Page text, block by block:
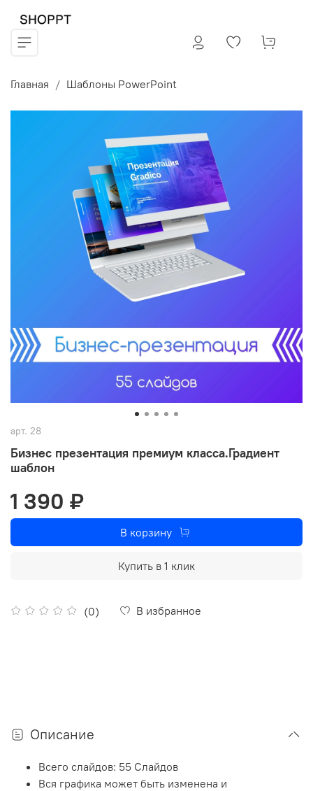
Главная Шаблоны PowerPoint
арт. 28
Бизнес презентация премиум класса.Градиент
шаблон
(0) В избранное
1 390 ₽
В корзину
Купить в 1 клик
Описание
Всего слайдов: 55 Слайдов
Вся графика может быть изменена и